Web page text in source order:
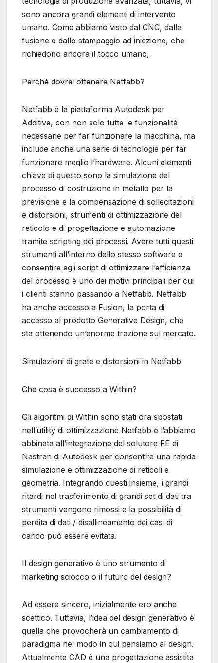
sono ancora grandi elementi di intervento
umano. Come abbiamo visto dal CNC, dalla
fusione e dallo stampaggio ad iniezione, che
richiedono ancora il tocco umano,
Perché dovrei ottenere Netfabb?
Netfabb è la piattaforma Autodesk per
Additive, con non solo tutte le funzionalità
necessarie per far funzionare la macchina, ma
include anche una serie di tecnologie per far
funzionare meglio l’hardware. Alcuni elementi
chiave di questo sono la simulazione del
processo di costruzione in metallo per la
previsione e la compensazione di sollecitazioni
e distorsioni, strumenti di ottimizzazione del
reticolo e di progettazione e automazione
tramite scripting dei processi. Avere tutti questi
strumenti all’interno dello stesso software e
consentire agli script di ottimizzare l’efficienza
del processo è uno dei motivi principali per cui
i clienti stanno passando a Netfabb. Netfabb
ha anche accesso a Fusion, la porta di
accesso al prodotto Generative Design, che
sta ottenendo un’enorme trazione sul mercato.
Simulazioni di grate e distorsioni in Netfabb
Che cosa è successo a Within?
Gli algoritmi di Within sono stati ora spostati
nell’utility di ottimizzazione Netfabb e l’abbiamo
abbinata all’integrazione del solutore FE di
Nastran di Autodesk per consentire una rapida
simulazione e ottimizzazione di reticoli e
geometria. Integrando questi insieme, i grandi
ritardi nel trasferimento di grandi set di dati tra
strumenti vengono rimossi e la possibilità di
perdita di dati / disallineamento dei casi di
carico può essere evitata.
Il design generativo è uno strumento di
marketing sciocco o il futuro del design?
Ad essere sincero, inizialmente ero anche
scettico. Tuttavia, l’idea del design generativo è
quella che provocherà un cambiamento di
paradigma nel modo in cui pensiamo al design.
Attualmente CAD è una progettazione assistita